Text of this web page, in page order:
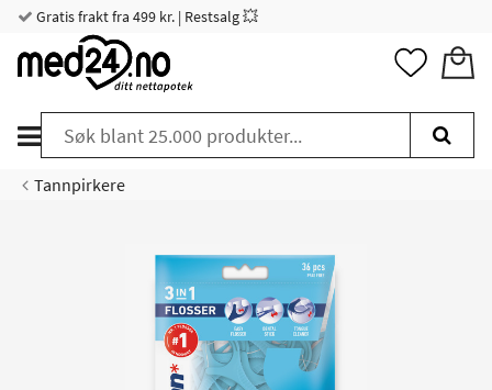
Gratis frakt fra 499 kr. | Restsalg 💥
Tannpirkere